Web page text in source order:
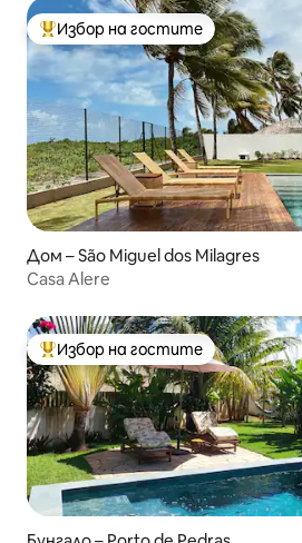
Най-популярен избор на гостите
Избор на гостите
Дом – São Miguel dos Milagres
Casa Alere
Най-популярен избор на гостите
Избор на гостите